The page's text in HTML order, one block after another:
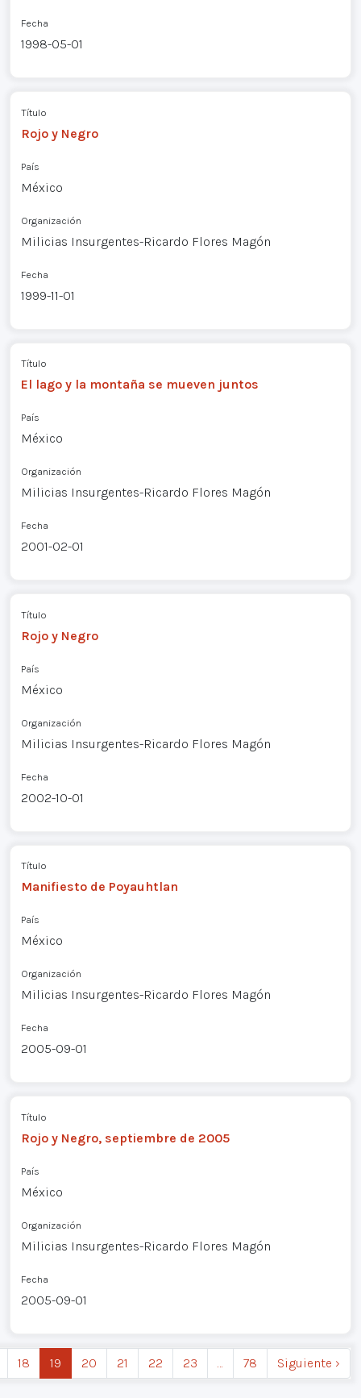
Fecha
1998-05-01
Título
Rojo y Negro
País
México
Organización
Milicias Insurgentes-Ricardo Flores Magón
Fecha
1999-11-01
Título
El lago y la montaña se mueven juntos
País
México
Organización
Milicias Insurgentes-Ricardo Flores Magón
Fecha
2001-02-01
Título
Rojo y Negro
País
México
Organización
Milicias Insurgentes-Ricardo Flores Magón
Fecha
2002-10-01
Título
Manifiesto de Poyauhtlan
País
México
Organización
Milicias Insurgentes-Ricardo Flores Magón
Fecha
2005-09-01
Título
Rojo y Negro, septiembre de 2005
País
México
Organización
Milicias Insurgentes-Ricardo Flores Magón
Fecha
2005-09-01
18 19 20 21 22 23 … 78 Siguiente ›